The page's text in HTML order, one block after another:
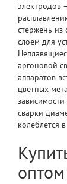
электродов
стержень из
слоем для
аргоновой
аппаратов
цветных
сварки
колеблется